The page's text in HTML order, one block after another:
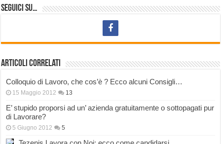
Seguici su…
Articoli correlati
Colloquio di Lavoro, che cos’è ? Ecco alcuni Consigli…
15 Maggio 2012 13
E’ stupido proporsi ad un’ azienda gratuitamente o sottopagati pur
di Lavorare?
5 Giugno 2012 5